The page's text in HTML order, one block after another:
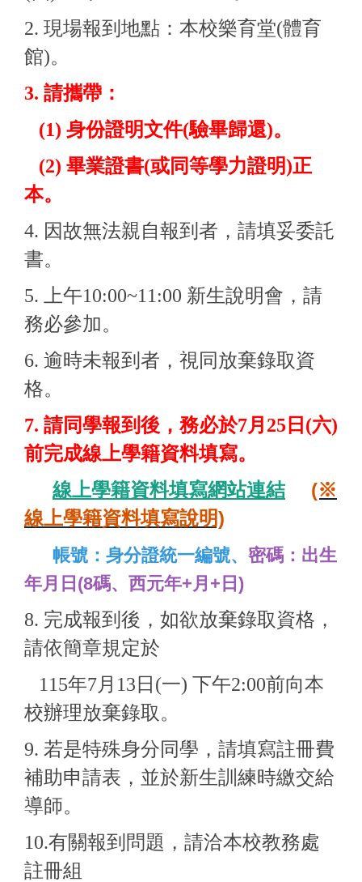
2. 現場報到地點：本校樂育堂(體育
館)。
3. 請攜帶：
(1) 身份證明文件(驗畢歸還)。
(2) 畢業證書(或同等學力證明)正
本。
4. 因故無法親自報到者，請填妥委託
書。
5. 上午10:00~11:00 新生說明會，請
務必參加。
6. 逾時未報到者，視同放棄錄取資
格。
7. 請同學報到後，務必於7月25日(六)
前完成線上學籍資料填寫。
線上學籍資料填寫網站連結
(※
線上學籍資料填寫說明)
帳號：身分證統一編號、 密碼：出生
年月日 (8碼、西元年+月+日)
8. 完成報到後，如欲放棄錄取資格，
請依簡章規定於
115年7月13日(一) 下午2:00前向本
校辦理放棄錄取。
9. 若是特殊身分同學，請填寫註冊費
補助申請表，並於新生訓練時繳交給
導師。
10.有關報到問題，請洽本校教務處
註冊組